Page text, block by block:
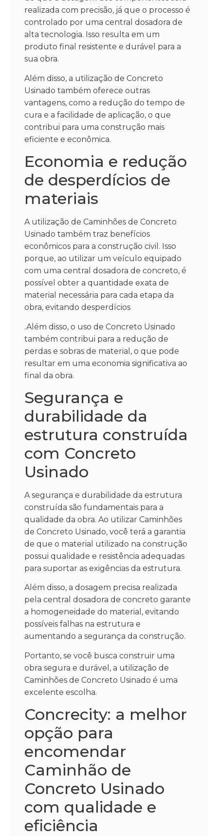
realizada com precisão, já que o processo é
controlado por uma central dosadora de
alta tecnologia. Isso resulta em um
produto final resistente e durável para a
sua obra.
Além disso, a utilização de Concreto
Usinado também oferece outras
vantagens, como a redução do tempo de
cura e a facilidade de aplicação, o que
contribui para uma construção mais
eficiente e econômica.
Economia e redução
de desperdícios de
materiais
A utilização de Caminhões de Concreto
Usinado também traz benefícios
econômicos para a construção civil. Isso
porque, ao utilizar um veículo equipado
com uma central dosadora de concreto, é
possível obter a quantidade exata de
material necessária para cada etapa da
obra, evitando desperdícios
.Além disso, o uso de Concreto Usinado
também contribui para a redução de
perdas e sobras de material, o que pode
resultar em uma economia significativa ao
final da obra.
Segurança e
durabilidade da
estrutura construída
com Concreto
Usinado
A segurança e durabilidade da estrutura
construída são fundamentais para a
qualidade da obra. Ao utilizar Caminhões
de Concreto Usinado, você terá a garantia
de que o material utilizado na construção
possui qualidade e resistência adequadas
para suportar as exigências da estrutura.
Além disso, a dosagem precisa realizada
pela central dosadora de concreto garante
a homogeneidade do material, evitando
possíveis falhas na estrutura e
aumentando a segurança da construção.
Portanto, se você busca construir uma
obra segura e durável, a utilização de
Caminhões de Concreto Usinado é uma
excelente escolha.
Concrecity: a melhor
opção para
encomendar
Caminhão de
Concreto Usinado
com qualidade e
eficiência